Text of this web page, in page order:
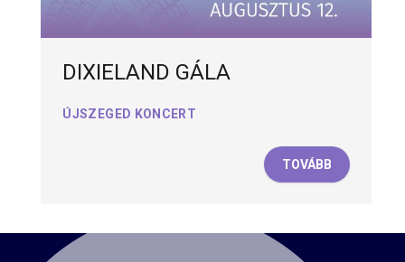
DIXIELAND GÁLA
ÚJSZEGED KONCERT
TOVÁBB